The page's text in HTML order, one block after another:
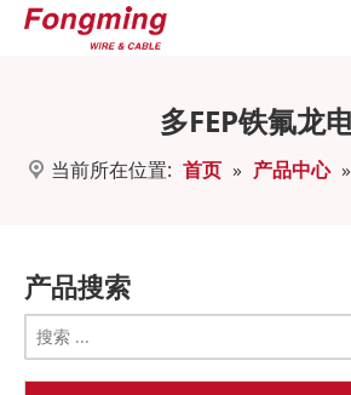
多FEP铁氟龙
当前所在位置: 首页 » 产品中心 »
产品搜索